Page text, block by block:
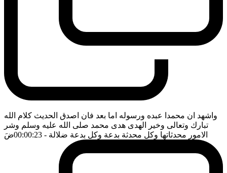
واشهد ان محمدا عبده ورسوله اما بعد فان اصدق الحديث كلام الله
تبارك وتعالى وخير الهدى هدى محمد صلى الله عليه وسلم وشر
الامور محدثاتها وكل محدثة بدعة وكل بدعة ضلالة - 00:00:23 ضَ